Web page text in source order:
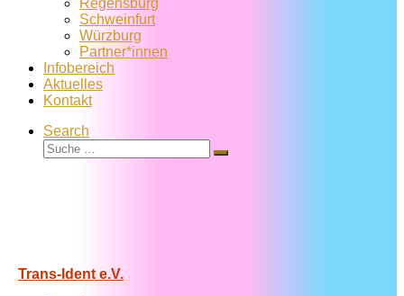
Regensburg
Schweinfurt
Würzburg
Partner*innen
Infobereich
Aktuelles
Kontakt
Search
Suche
Suche
Trans-Ident e.V.